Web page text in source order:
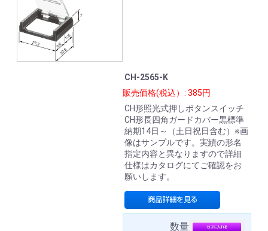
CH-2565-K
販売価格(税込）: 385円
CH形照光式押しボタンスイッチ
CH形長四角ガードカバー黒標準
納期14日～（土日祝日含む）※画
像はサンプルです。実績の形名
指定内容と異なりますので詳細
仕様はカタログにてご確認をお
願いします。
数量